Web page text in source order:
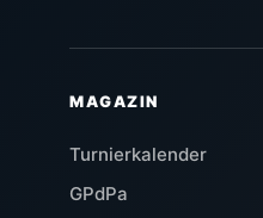
MAGAZIN
Turnierkalender
GPdPa